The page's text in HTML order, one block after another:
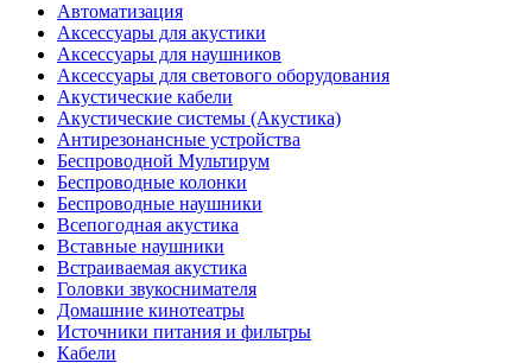
Автоматизация
Аксессуары для акустики
Аксессуары для наушников
Аксессуары для светового оборудования
Акустические кабели
Акустические системы (Акустика)
Антирезонансные устройства
Беспроводной Мультирум
Беспроводные колонки
Беспроводные наушники
Всепогодная акустика
Вставные наушники
Встраиваемая акустика
Головки звукоснимателя
Домашние кинотеатры
Источники питания и фильтры
Кабели